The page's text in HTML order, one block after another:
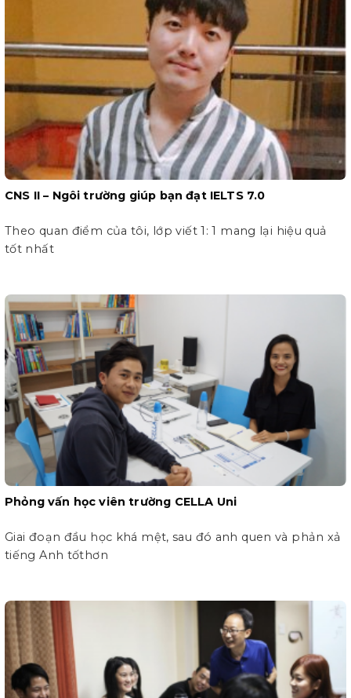
CNS II – Ngôi trường giúp bạn đạt IELTS 7.0
Theo quan điểm của tôi, lớp viết 1: 1 mang lại hiệu quả
tốt nhất
Phỏng vấn học viên trường CELLA Uni
Giai đoạn đầu học khá mệt, sau đó anh quen và phản xả
tiếng Anh tốthơn